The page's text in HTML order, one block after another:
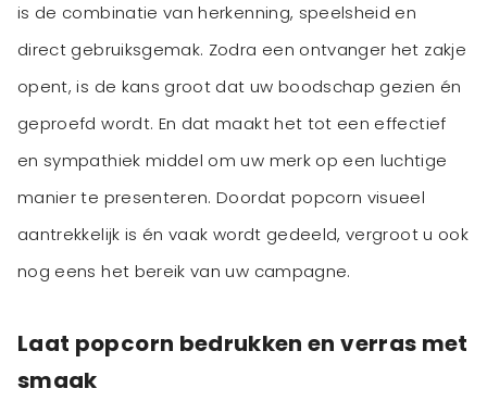
is de combinatie van herkenning, speelsheid en
direct gebruiksgemak. Zodra een ontvanger het zakje
opent, is de kans groot dat uw boodschap gezien én
geproefd wordt. En dat maakt het tot een effectief
en sympathiek middel om uw merk op een luchtige
manier te presenteren. Doordat popcorn visueel
aantrekkelijk is én vaak wordt gedeeld, vergroot u ook
nog eens het bereik van uw campagne.
Laat popcorn bedrukken en verras met
smaak